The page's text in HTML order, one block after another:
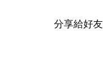
分享給好友